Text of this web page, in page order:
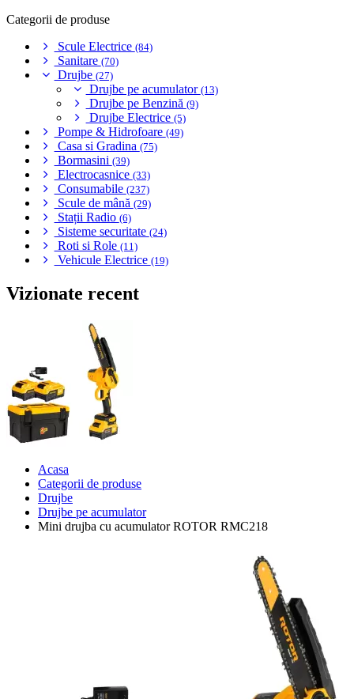
Categorii de produse
Scule Electrice (84)
Sanitare (70)
Drujbe (27)
Drujbe pe acumulator (13)
Drujbe pe Benzină (9)
Drujbe Electrice (5)
Pompe & Hidrofoare (49)
Casa si Gradina (75)
Bormasini (39)
Electrocasnice (33)
Consumabile (237)
Scule de mână (29)
Stații Radio (6)
Sisteme securitate (24)
Roti si Role (11)
Vehicule Electrice (19)
Vizionate recent
Acasa
Categorii de produse
Drujbe
Drujbe pe acumulator
Mini drujba cu acumulator ROTOR RMC218